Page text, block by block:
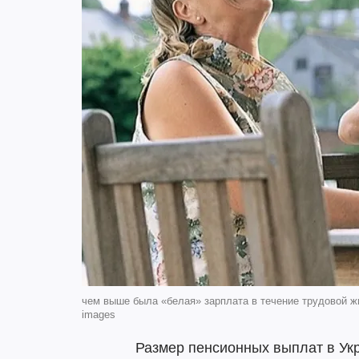
чем выше была «белая» зарплата в течение трудовой
images
Размер пенсионных выплат в